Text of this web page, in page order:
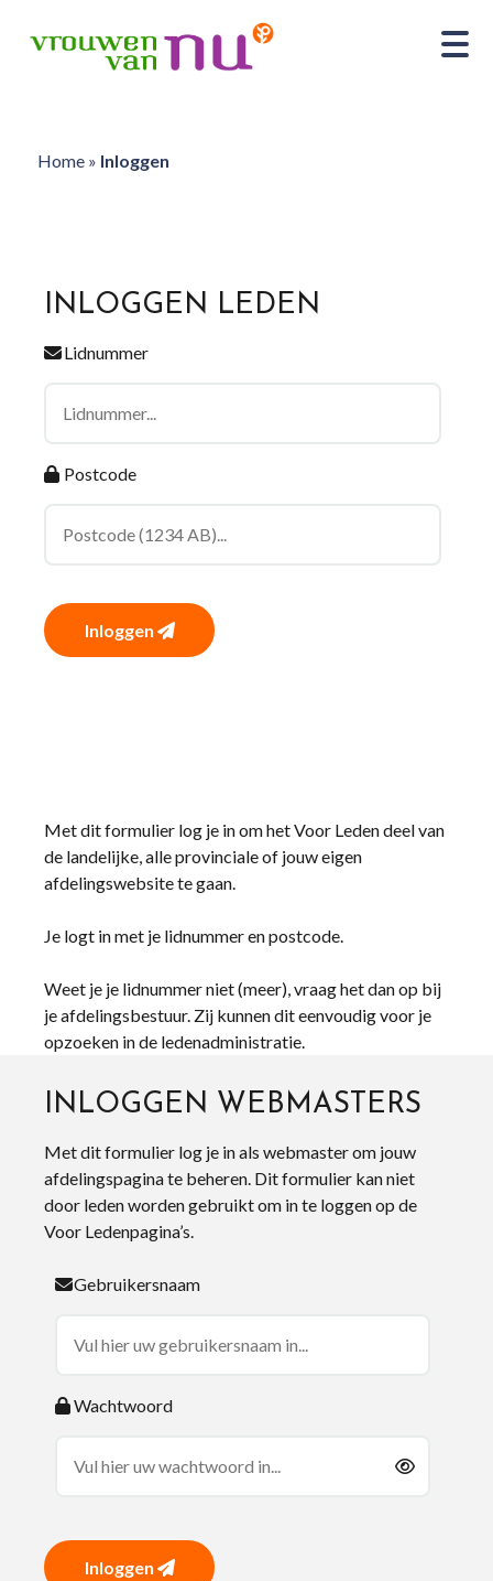
Home» Inloggen
INLOGGEN LEDEN
Lidnummer
Postcode
Inloggen
Met dit formulier log je in om het Voor Leden deel van
de landelijke, alle provinciale of jouw eigen
afdelingswebsite te gaan.
Je logt in met je lidnummer en postcode.
Weet je je lidnummer niet (meer), vraag het dan op bij
je afdelingsbestuur. Zij kunnen dit eenvoudig voor je
opzoeken in de ledenadministratie.
INLOGGEN WEBMASTERS
Met dit formulier log je in als webmaster om jouw
afdelingspagina te beheren. Dit formulier kan niet
door leden worden gebruikt om in te loggen op de
Voor Ledenpagina’s.
Gebruikersnaam
Wachtwoord
Inloggen